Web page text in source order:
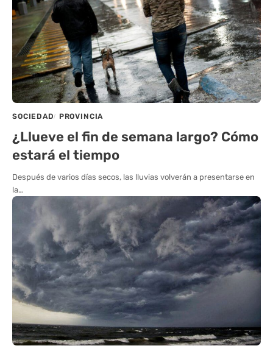
SOCIEDAD PROVINCIA
¿Llueve el fin de semana largo? Cómo
estará el tiempo
Después de varios días secos, las lluvias volverán a presentarse en
la…